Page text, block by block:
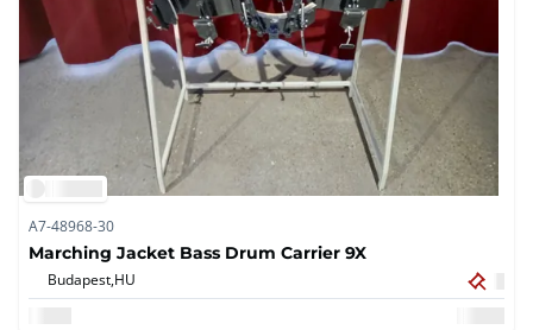
A7-48968-30
Marching Jacket Bass Drum Carrier 9X
Budapest,HU